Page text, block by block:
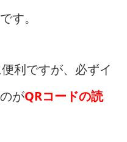
す。
利ですが、必ずイ
がQRコードの読